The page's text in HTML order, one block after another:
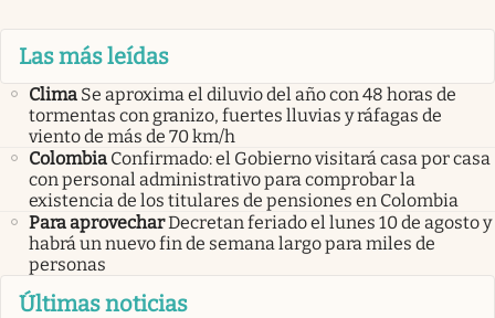
Las más leídas
Clima Se aproxima el diluvio del año con 48 horas de
tormentas con granizo, fuertes lluvias y ráfagas de
viento de más de 70 km/h
Colombia Confirmado: el Gobierno visitará casa por casa
con personal administrativo para comprobar la
existencia de los titulares de pensiones en Colombia
Para aprovecharDecretan feriado el lunes 10 de agosto y
habrá un nuevo fin de semana largo para miles de
personas
Últimas noticias